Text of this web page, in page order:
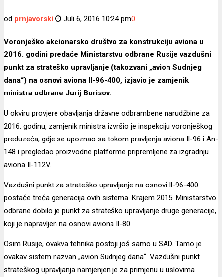
od prnjavorski Juli 6, 2016 10:24 pm0
Voronješko akcionarsko društvo za konstrukciju aviona u
2016. godini predaće Ministarstvu odbrane Rusije vazdušni
punkt za strateško upravljanje (takozvani „avion Sudnjeg
dana“) na osnovi aviona Il-96-400, izjavio je zamjenik
ministra odbrane Jurij Borisov.
U okviru provjere obavljanja državne odbrambene narudžbine za
2016. godinu, zamjenik ministra izvršio je inspekciju voronješkog
preduzeća, gdje se upoznao sa tokom pravljenja aviona Il-96 i An-
148 i pregledao proizvodne platforme pripremljene za izgradnju
aviona Il-112V.
Vazdušni punkt za strateško upravljanje na osnovi Il-96-400
postaće treća generacija ovih sistema. Krajem 2015. Ministarstvo
odbrane dobilo je punkt za strateško upravljanje druge generacije,
koji je napravljen na osnovi aviona Il-80.
Osim Rusije, ovakva tehnika postoji još samo u SAD. Tamo je
ovakav sistem nazvan „avion Sudnjeg dana“. Vazdušni punkt
strateškog upravljanja namjenjen je za primjenu u uslovima